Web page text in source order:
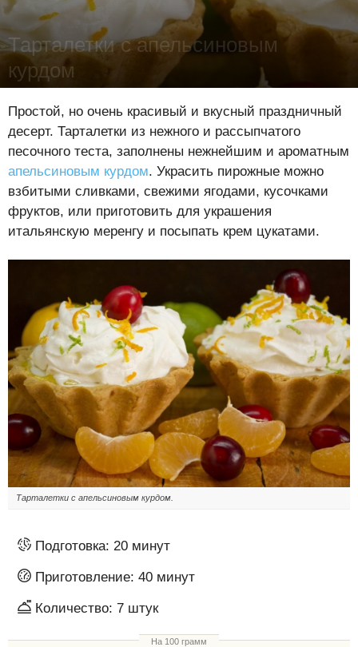
Тарталетки с апельсиновым
курдом
Простой, но очень красивый и вкусный праздничный
десерт. Тарталетки из нежного и рассыпчатого
песочного теста, заполнены нежнейшим и ароматным
апельсиновым курдом. Украсить пирожные можно
взбитыми сливками, свежими ягодами, кусочками
фруктов, или приготовить для украшения
итальянскую меренгу и посыпать крем цукатами.
Тарталетки с апельсиновым курдом.
Подготовка: 20 минут
Приготовление: 40 минут
Количество: 7 штук
На 100 грамм